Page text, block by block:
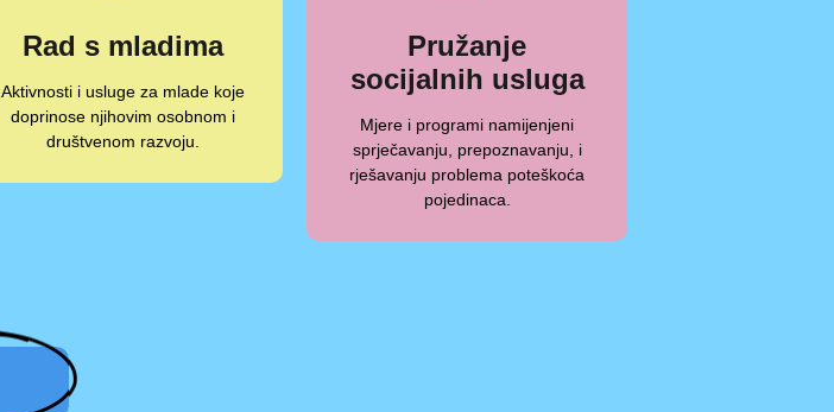
Rad s mladima
Aktivnosti i usluge za mlade koje
doprinose njihovim osobnom i
društvenom razvoju.
Pružanje
socijalnih usluga
Mjere i programi namijenjeni
sprječavanju, prepoznavanju, i
rješavanju problema poteškoća
pojedinaca.